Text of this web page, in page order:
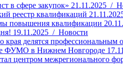
в сфере закупок» 21.11.2025 /
реестр квалификаций
повышения квалификации
19.11.2025 / Новости
края делятся профессиональным
ФУМО в Нижнем Новгороде
центром межрегионального